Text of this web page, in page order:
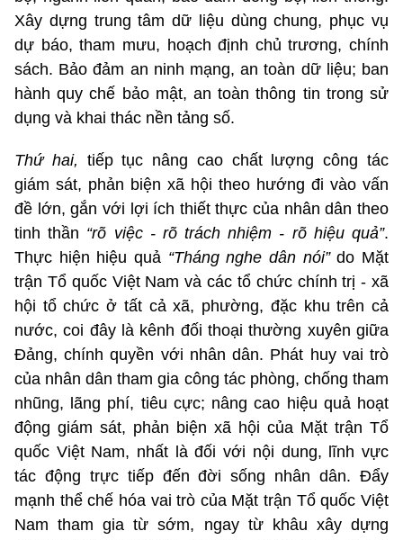
Xây dựng trung tâm dữ liệu dùng chung, phục vụ
dự báo, tham mưu, hoạch định chủ trương, chính
sách. Bảo đảm an ninh mạng, an toàn dữ liệu; ban
hành quy chế bảo mật, an toàn thông tin trong sử
dụng và khai thác nền tảng số.
Thứ hai, tiếp tục nâng cao chất lượng công tác
giám sát, phản biện xã hội theo hướng đi vào vấn
đề lớn, gắn với lợi ích thiết thực của nhân dân theo
tinh thần “rõ việc - rõ trách nhiệm - rõ hiệu quả”.
Thực hiện hiệu quả “Tháng nghe dân nói”do Mặt
trận Tổ quốc Việt Nam và các tổ chức chính trị - xã
hội tổ chức ở tất cả xã, phường, đặc khu trên cả
nước, coi đây là kênh đối thoại thường xuyên giữa
Đảng, chính quyền với nhân dân. Phát huy vai trò
của nhân dân tham gia công tác phòng, chống tham
nhũng, lãng phí, tiêu cực; nâng cao hiệu quả hoạt
động giám sát, phản biện xã hội của Mặt trận Tổ
quốc Việt Nam, nhất là đối với nội dung, lĩnh vực
tác động trực tiếp đến đời sống nhân dân. Đẩy
mạnh thể chế hóa vai trò của Mặt trận Tổ quốc Việt
Nam tham gia từ sớm, ngay từ khâu xây dựng